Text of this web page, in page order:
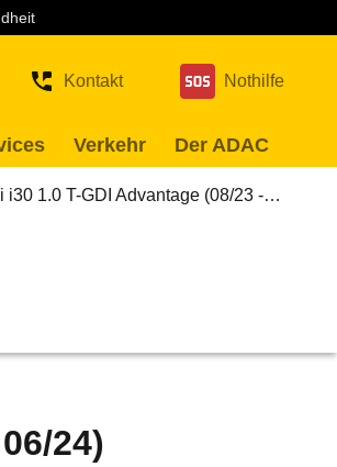
Kontakt Nothilfe
Verkehr Der ADAC
i30 1.0 T-GDI Advantage (08/23 -…
24)